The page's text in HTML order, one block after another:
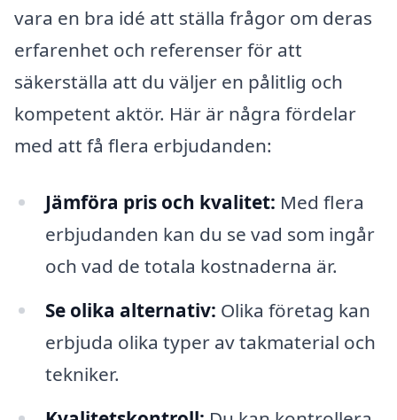
vara en bra idé att ställa frågor om deras
erfarenhet och referenser för att
säkerställa att du väljer en pålitlig och
kompetent aktör. Här är några fördelar
med att få flera erbjudanden:
Jämföra pris och kvalitet: Med flera
erbjudanden kan du se vad som ingår
och vad de totala kostnaderna är.
Se olika alternativ: Olika företag kan
erbjuda olika typer av takmaterial och
tekniker.